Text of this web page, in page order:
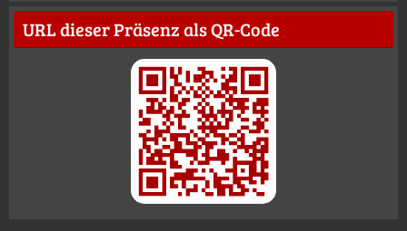
URL dieser Präsenz als QR-Code